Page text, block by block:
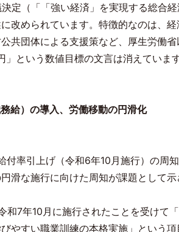
決定（「「強い経済」を実現する総合
改められています。特徴的なのは、
共団体による支援策など、厚生労働
」という数値目標の文言は消えていま
給）の導入、労働移動の円滑化
付率引上げ（令和6年10 月施行）の周
滑な施行に向けた周知が課題として示
和7年10 月に施行されたことを受けて
やすい職業訓練の本格実施」とい